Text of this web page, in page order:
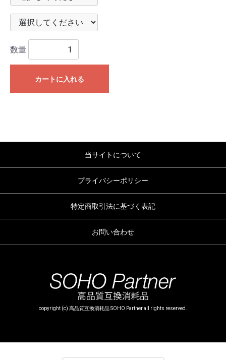
数量
カートに入れる
当サイトについて
プライバシーポリシー
特定商取引法に基づく表記
お問い合わせ
copyright (c) 高品質互換消耗品 SOHO Partner all rights reserved.